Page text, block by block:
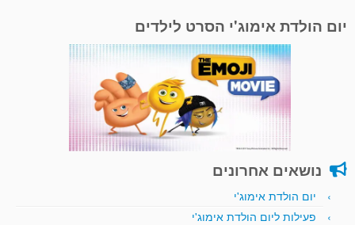
יום הולדת אימוג'י הסרט לילדים
נושאים אחרונים
יום הולדת אימוג'י
פעילות ליום הולדת אימוג'י